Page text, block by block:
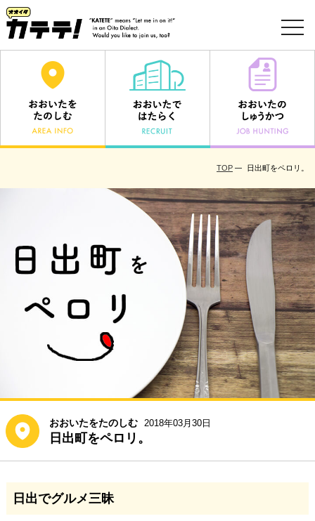
TOP 日出町をペロリ。
おおいたをたのしむ 2018年03月30日
日出町をペロリ。
日出でグルメ三昧